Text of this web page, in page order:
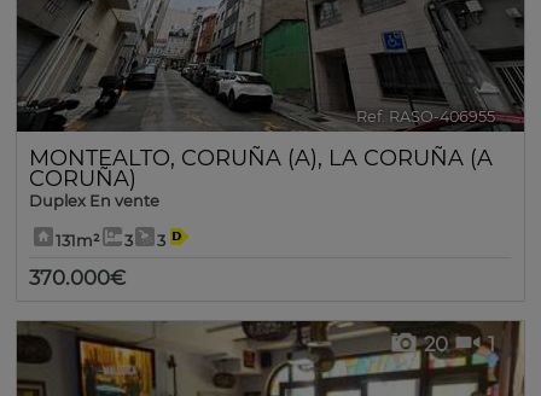
Ref. RASO-406955 🔗
MONTEALTO, CORUÑA (A), LA CORUÑA (A
CORUÑA)
Duplex En vente
131m² 3 3
370.000€
20 1